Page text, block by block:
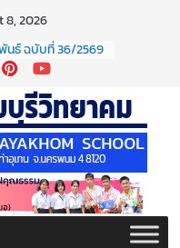
8, 2026
นธ์ ฉบับที่ 36/2569
จำปี ๒๕๖๙
นธ์ ฉบับที่ 38/2569
นธ์ ฉบับที่ 37/2569